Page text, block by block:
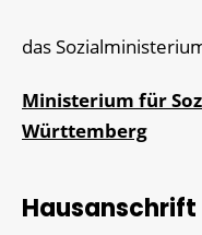
das
Ministerium für
Württemberg
Hausanschrift